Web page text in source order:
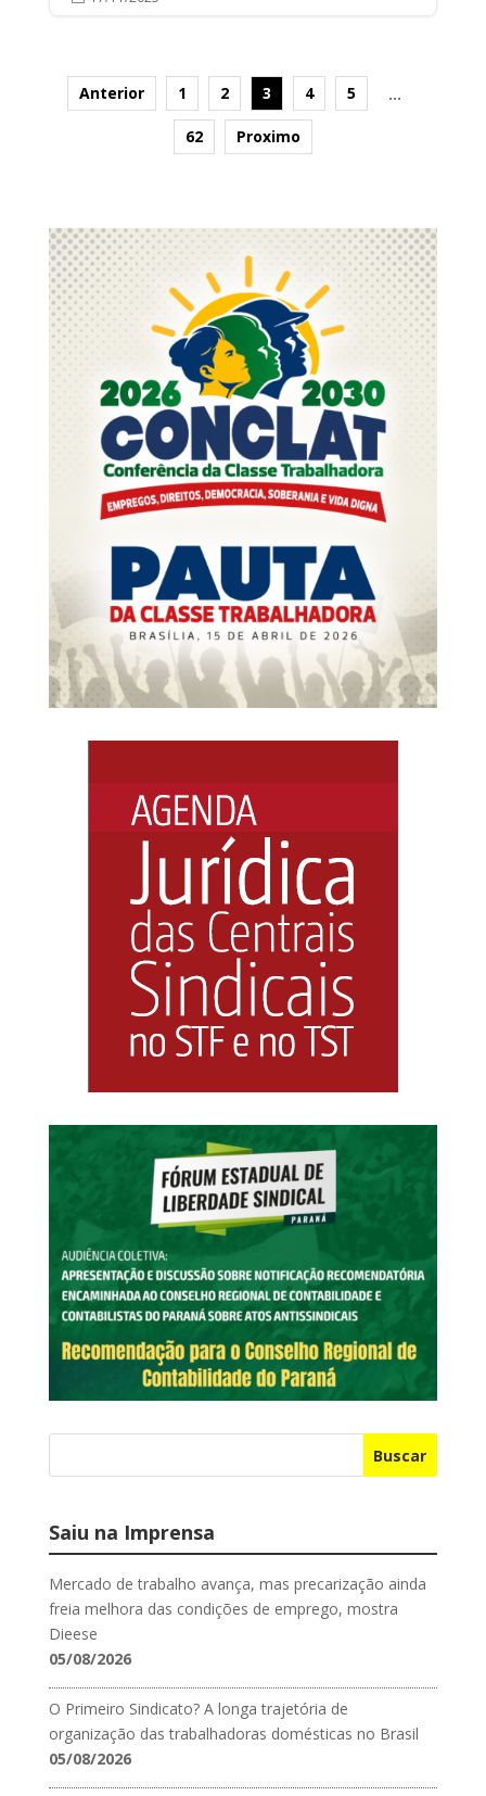
Anterior 1 2 3 4 5 …
62 Proximo
Buscar
Saiu na Imprensa
Mercado de trabalho avança, mas precarização ainda
freia melhora das condições de emprego, mostra
Dieese
05/08/2026
O Primeiro Sindicato? A longa trajetória de
organização das trabalhadoras domésticas no Brasil
05/08/2026